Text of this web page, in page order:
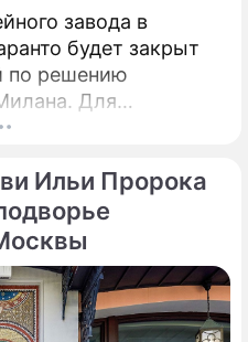
завода в
будет закрыт
по решению
Для
необходимо
из цеха,
компании Acciaierie
как Ilva
на
Ильи Пророка